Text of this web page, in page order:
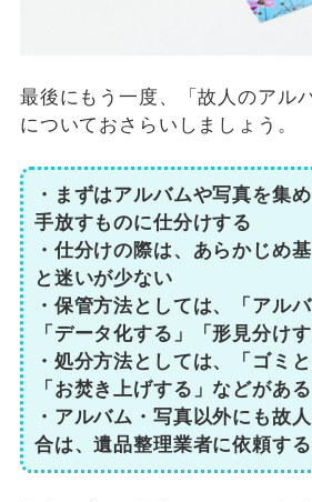
最後にもう一度、「故人のアル
についておさらいしましょう。
・まずはアルバムや写真を集
手放すものに仕分けする
・仕分けの際は、あらかじめ
と迷いが少ない
・保管方法としては、「アル
「データ化する」「形見分け
・処分方法としては、「ゴミ
「お焚き上げする」などがある
・アルバム・写真以外にも故
合は、遺品整理業者に依頼す